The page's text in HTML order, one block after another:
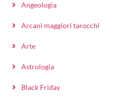
Angeologia
Arcani maggiori tarocchi
Arte
Astrologia
Black Friday